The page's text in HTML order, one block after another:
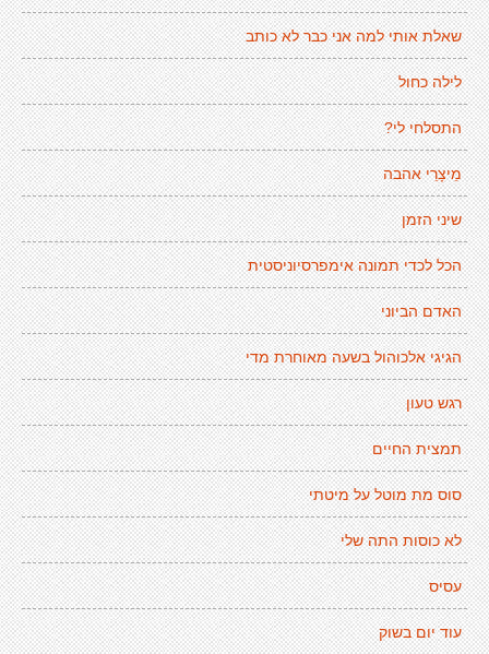
שאלת אותי למה אני כבר לא כותב
לילה כחול
התסלחי לי?
מֵיצָרֵי אהבה
שיני הזמן
הכל לכדי תמונה אימפרסיוניסטית
האדם הביוני
הגיגי אלכוהול בשעה מאוחרת מדי
רגש טעון
תמצית החיים
סוס מת מוטל על מיטתי
לא כוסות התה שלי
עסיס
עוד יום בשוק